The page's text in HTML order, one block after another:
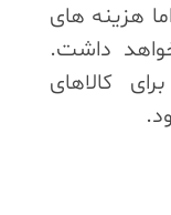
هزینه های
داشت.
کالاهای